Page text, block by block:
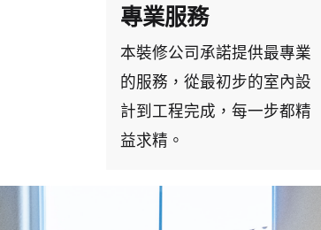
專業服務
本裝修公司承諾提供最專業
的服務，從最初步的室內設
計到工程完成，每一步都精
益求精。